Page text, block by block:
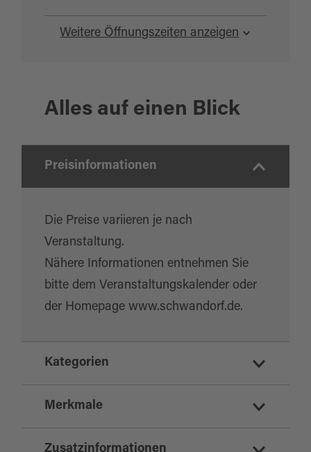
Weitere Öffnungszeiten anzeigen
Alles auf einen Blick
Preisinformationen
Die Preise variieren je nach
Veranstaltung.
Nähere Informationen entnehmen Sie
bitte dem Veranstaltungskalender oder
der Homepage www.schwandorf.de.
Kategorien
Kulturzentrum
Unterhaltung
Merkmale
Zusatzinformationen